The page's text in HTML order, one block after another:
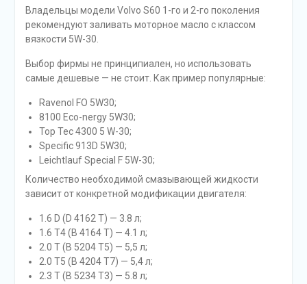
Владельцы модели Volvo S60 1-го и 2-го поколения
рекомендуют заливать моторное масло с классом
вязкости 5W-30.
Выбор фирмы не принципиален, но использовать
самые дешевые — не стоит. Как пример популярные:
Ravenol FO 5W30;
8100 Eco-nergy 5W30;
Top Tec 4300 5 W-30;
Specific 913D 5W30;
Leichtlauf Special F 5W-30;
Количество необходимой смазывающей жидкости
зависит от конкретной модификации двигателя:
1.6 D (D 4162 T) — 3.8 л;
1.6 T4 (B 4164 T) — 4.1 л;
2.0 T (B 5204 T5) — 5,5 л;
2.0 T5 (B 4204 T7) — 5,4 л;
2.3 T (B 5234 T3) — 5.8 л;